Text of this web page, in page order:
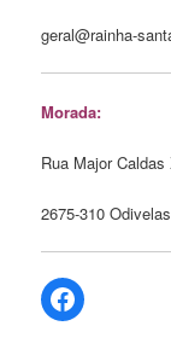
geral@rainha-
Morada:
Rua Major
2675-310 Odivelas
Facebook